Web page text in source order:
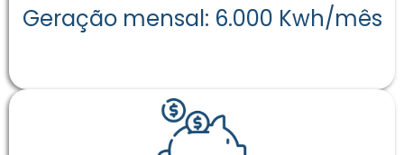
Geração mensal: 6.000 Kwh/mês